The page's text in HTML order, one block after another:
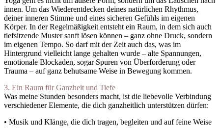
innen. Um das Wiederentdecken deines natürlichen Rhythmus,
deiner inneren Stimme und eines sicheren Gefühls im eigenen
Körper. In der Regelmäßigkeit entsteht ein Raum, in dem sich auch
tiefsitzende Muster sanft lösen können – ganz ohne Druck, sondern
im eigenen Tempo. So darf mit der Zeit auch das, was im
Hintergrund vielleicht lange gehalten wurde – alte Spannungen,
emotionale Blockaden, sogar Spuren von Überforderung oder
Trauma – auf ganz behutsame Weise in Bewegung kommen.
3. Ein Raum für Ganzheit und Tiefe
Was meine Stunden besonders macht, ist die liebevolle Verbindung
verschiedener Elemente, die dich ganzheitlich unterstützen dürfen:
• Musik und Klänge, die dich tragen, begleiten und auf feine Weise